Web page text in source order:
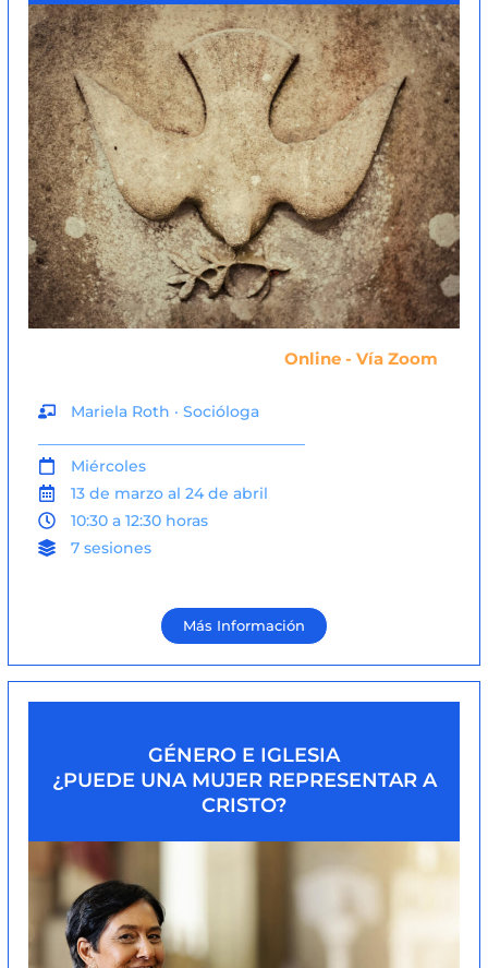
Online - Vía Zoom
Mariela Roth · Socióloga
Miércoles
13 de marzo al 24 de abril
10:30 a 12:30 horas
7 sesiones
Más Información
GÉNERO E IGLESIA
¿PUEDE UNA MUJER REPRESENTAR A
CRISTO?